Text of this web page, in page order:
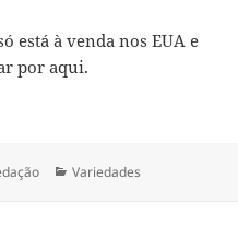
está à venda nos EUA e
por aqui.
Categorias
Variedades